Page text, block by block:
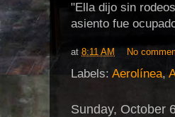
"Ella dijo sin
asiento fue
at 8:11 AM No
Labels: Aerolínea,
Sunday, October